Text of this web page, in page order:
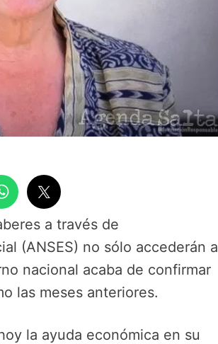
a través de
(ANSES) no sólo accederán a
nacional acaba de confirmar
las meses anteriores.
la ayuda económica en su